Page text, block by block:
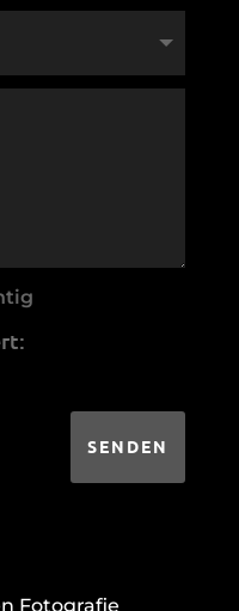
SENDEN
Fotografie